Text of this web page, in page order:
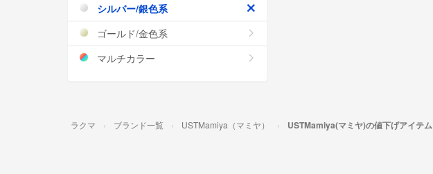
シルバー/銀色系
ゴールド/金色系
マルチカラー
ラクマ ブランド一覧 USTMamiya（マミヤ） USTMamiya(マミヤ)の値下げアイテム